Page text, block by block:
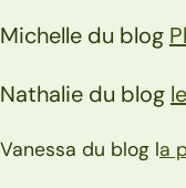
Michelle du blog
Nathalie du blog
Vanessa du blog la